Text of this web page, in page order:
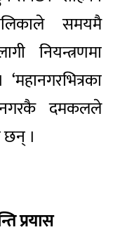
समयमै
नियन्त्रणमा
दमकलले
छन् ।
प्रयास